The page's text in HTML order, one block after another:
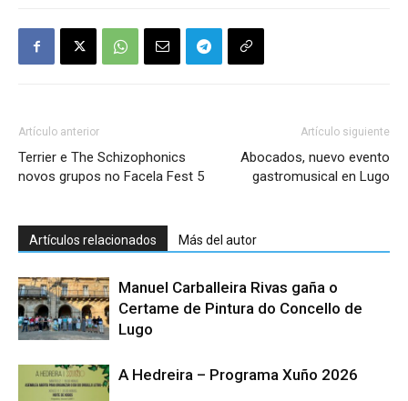
Artículo anterior
Terrier e The Schizophonics
novos grupos no Facela Fest 5
Artículo siguiente
Abocados, nuevo evento
gastromusical en Lugo
Artículos relacionados Más del autor
Manuel Carballeira Rivas gaña o
Certame de Pintura do Concello de
Lugo
A Hedreira – Programa Xuño 2026